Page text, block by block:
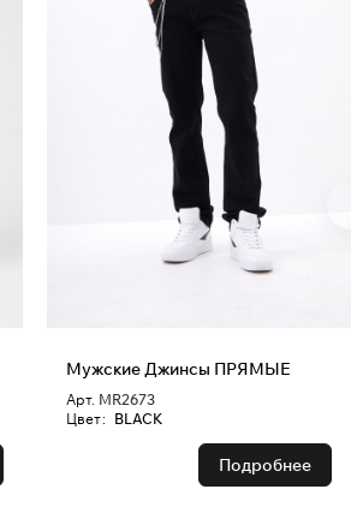
Мужские Джинсы ПРЯМЫЕ
Арт. MR2673
Цвет: BLACK
Подробнее